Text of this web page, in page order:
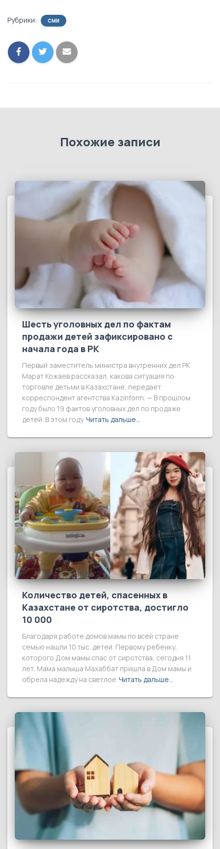
Рубрики: СМИ
Похожие записи
Шесть уголовных дел по фактам
продажи детей зафиксировано с
начала года в РК
Первый заместитель министра внутренних дел РК
Марат Кожаев рассказал, какова ситуация по
торговле детьми в Казахстане, передает
корреспондент агентства Kazinform. — В прошлом
году было 19 фактов уголовных дел по продаже
детей. В этом году Читать дальше…
Количество детей, спасенных в
Казахстане от сиротства, достигло
10 000
Благодаря работе домов мамы по всей стране
семью нашли 10 тыс. детей. Первому ребенку,
которого Дом мамы спас от сиротства, сегодня 11
лет. Мама малыша Махаббат пришла в Дом мамы и
обрела надежду на светлое Читать дальше…